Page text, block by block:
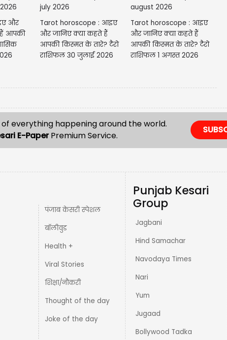
और
आपकी
Tarot horoscope : आइए
और जानिए क्या कहते हैं
आपकी किस्मत के तारे? टैरो
राशिफल 30 जुलाई 2026
Tarot horoscope : आइए
और जानिए क्या कहते हैं
आपकी किस्मत के तारे? टैरो
राशिफल 1 अगस्त 2026
everything happening around the world.
E-PaperPremium Service.
पंजाब केसरी स्पेशल
बॉलीवुड
Health +
Viral Stories
शिक्षा/नौकरी
Thought of the day
Joke of the day
Punjab Kesari
Group
Jagbani
Hind Samachar
Navodaya Times
Nari
Yum
Jugaad
Bollywood Tadka